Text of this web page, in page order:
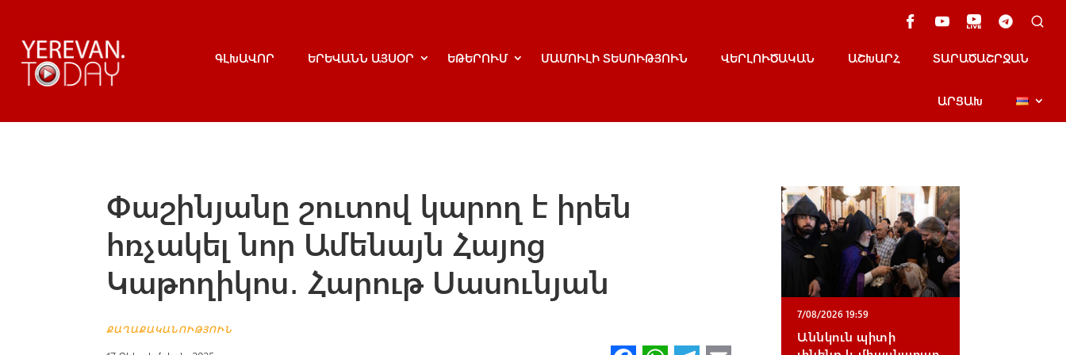
ԳԼԽԱՎՈՐ ԵՐԵՎԱՆՆ ԱՅՍՕՐ ԵԹԵՐՈՒՄ ՄԱՄՈՒԼԻ ՏԵՍՈՒԹՅՈՒՆ ՎԵՐԼՈՒԾԱԿԱՆ ԱՇԽԱՐՀ ՏԱՐԱԾԱՇՐՋԱՆ
ԱՐՑԱԽ
Փաշինյանը շուտով կարող է իրեն
հռչակել նոր Ամենայն Հայոց
Կաթողիկոս․ Հարութ Սասունյան
ՔԱՂԱՔԱԿԱՆՈՒԹՅՈՒՆ
7/08/2026 19:59
Աննկուն պիտի